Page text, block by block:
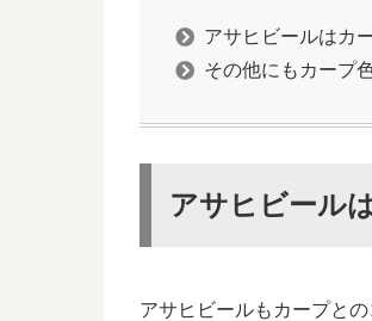
アサヒビールはカ
その他にもカープ
アサヒビール
アサヒビールもカープと